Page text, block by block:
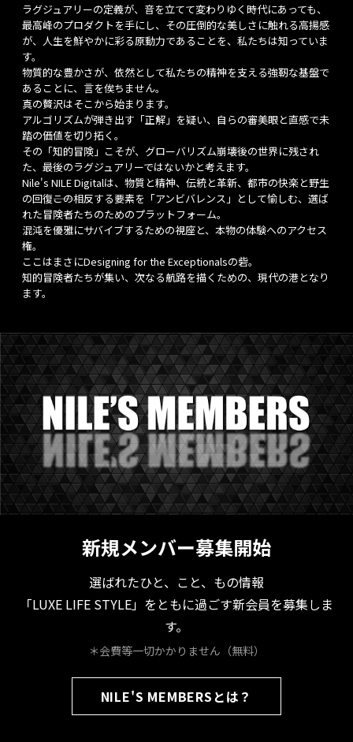
ラグジュアリーの定義が、音を立てて変わりゆく時代にあっても、
最高峰のプロダクトを手にし、その圧倒的な美しさに触れる高揚感
が、人生を鮮やかに彩る原動力であることを、私たちは知っていま
す。
物質的な豊かさが、依然として私たちの精神を支える強靭な基盤で
あることに、言を俟ちません。
真の贅沢はそこから始まります。
アルゴリズムが弾き出す「正解」を疑い、自らの審美眼と直感で未
踏の価値を切り拓く。
その「知的冒険」こそが、グローバリズム崩壊後の世界に残され
た、最後のラグジュアリーではないかと考えます。
Nile's NILE Digitalは、物質と精神、伝統と革新、都市の快楽と野生
の回復――この相反する要素を「アンビバレンス」として愉しむ、選ば
れた冒険者たちのためのプラットフォーム。
混沌を優雅にサバイブするための視座と、本物の体験へのアクセス
権。
ここはまさにDesigning for the Exceptionalsの砦。
知的冒険者たちが集い、次なる航路を描くための、現代の港となり
ます。
新規メンバー募集開始
選ばれたひと、こと、もの情報
「LUXE LIFE STYLE」をともに過ごす新会員を募集しま
す。
＊会費等一切かかりません（無料）
NILE'S MEMBERSとは？